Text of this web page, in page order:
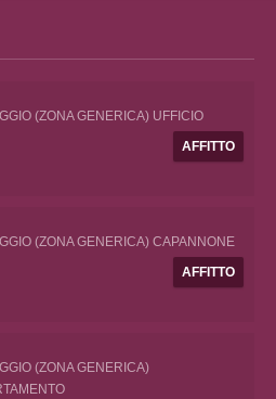
(ZONA GENERICA) UFFICIO
AFFITTO
(ZONA GENERICA) CAPANNONE
AFFITTO
(ZONA GENERICA)